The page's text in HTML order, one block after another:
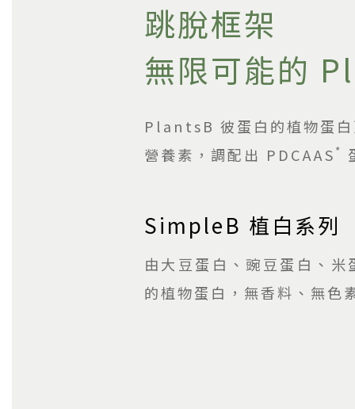
跳脫框架
無限可能的
PlantsB 彼蛋白的植物蛋白
營養素，調配出 PDCAAS *
SimpleB 植白系列
由大豆蛋白、豌豆蛋白、
的植物蛋白，無香料、無色